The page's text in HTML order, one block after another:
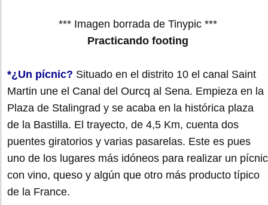
*** Imagen borrada de Tinypic ***
Practicando footing
*¿Un pícnic? Situado en el distrito 10 el canal Saint
Martin une el Canal del Ourcq al Sena. Empieza en la
Plaza de Stalingrad y se acaba en la histórica plaza
de la Bastilla. El trayecto, de 4,5 Km, cuenta dos
puentes giratorios y varias pasarelas. Este es pues
uno de los lugares más idóneos para realizar un pícnic
con vino, queso y algún que otro más producto típico
de la France.